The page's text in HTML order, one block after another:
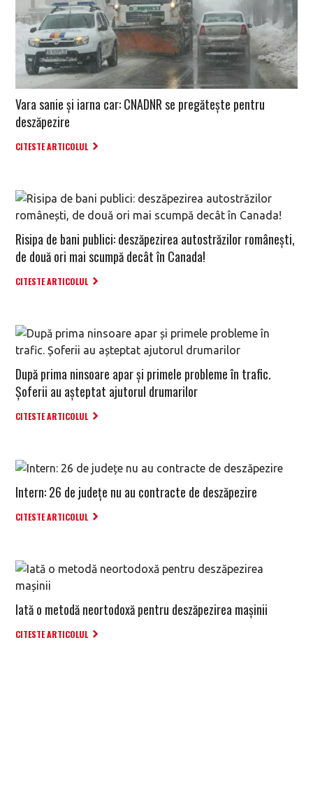
Vara sanie și iarna car: CNADNR se pregătește pentru
deszăpezire
CITESTE ARTICOLUL
Risipa de bani publici: deszăpezirea autostrăzilor românești,
de două ori mai scumpă decât în Canada!
CITESTE ARTICOLUL
După prima ninsoare apar și primele probleme în trafic.
Șoferii au așteptat ajutorul drumarilor
CITESTE ARTICOLUL
Intern: 26 de județe nu au contracte de deszăpezire
CITESTE ARTICOLUL
Iată o metodă neortodoxă pentru deszăpezirea mașinii
CITESTE ARTICOLUL